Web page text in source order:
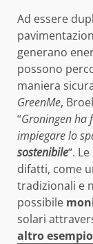
Ad essere
generano
possono
maniera
GreenMe,
“Groningen ha
impiegare lo
sostenibile“.
difatti, come
tradizionali e
possibile
solari
altro